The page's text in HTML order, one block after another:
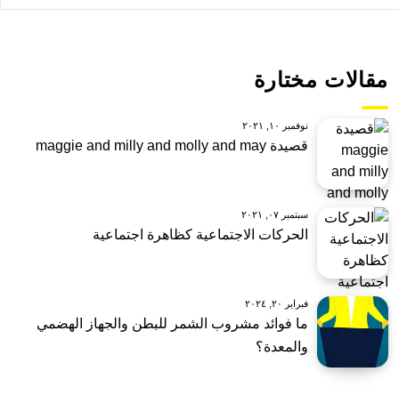
مقالات مختارة
نوفمبر ١٠, ٢٠٢١
قصيدة maggie and milly and molly and may
سبتمبر ٠٧, ٢٠٢١
الحركات الاجتماعية كظاهرة اجتماعية
فبراير ٢٠, ٢٠٢٤
ما فوائد مشروب الشمر للبطن والجهاز الهضمي
والمعدة؟